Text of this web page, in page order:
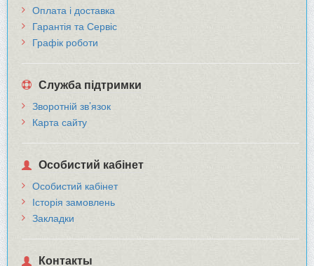
Оплата і доставка
Гарантія та Сервіс
Графік роботи
Служба підтримки
Зворотній зв’язок
Карта сайту
Особистий кабінет
Особистий кабінет
Історія замовлень
Закладки
Контакты